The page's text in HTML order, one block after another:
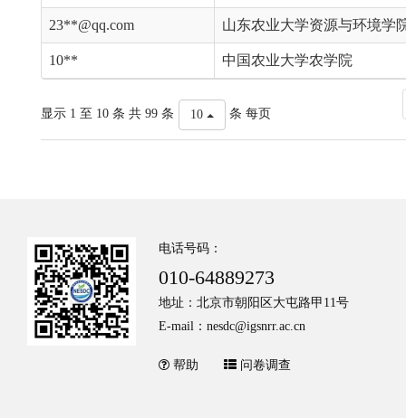
23**@qq.com 山东农业大学资源与环境学
10** 中国农业大学农学院
显示 1 至 10 条 共 99 条 10 条 每页
电话号码：
010-64889273
地址：北京市朝阳区大屯路甲11号
E-mail：nesdc@igsnrr.ac.cn
帮助 问卷调查